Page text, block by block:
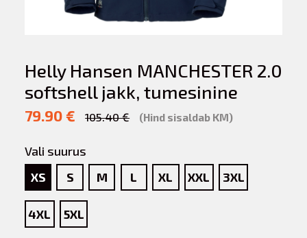
Helly Hansen MANCHESTER 2.0
softshell jakk, tumesinine
79.90 € 105.40 € (Hind sisaldab KM)
Vali suurus
XS
S M L XL XXL 3XL
4XL 5XL